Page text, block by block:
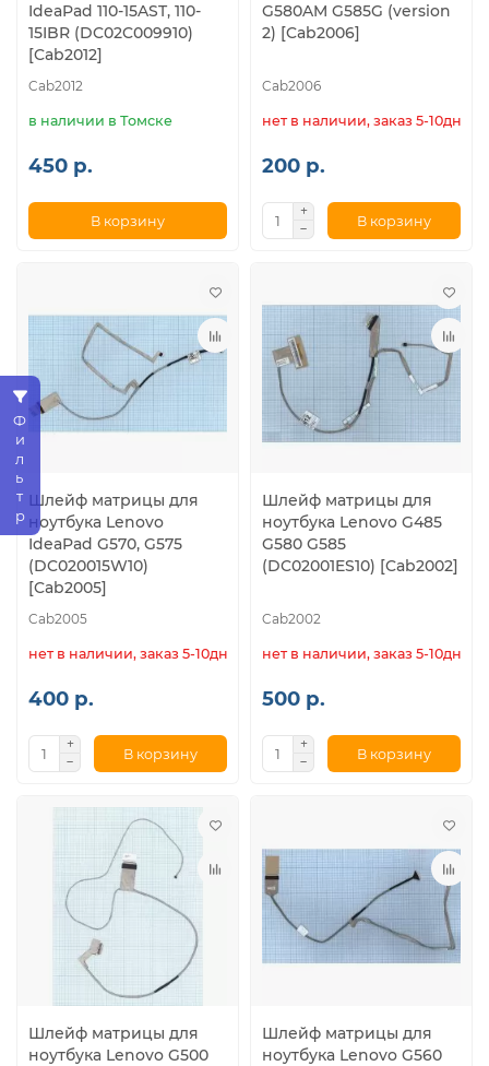
Фильтр
IdeaPad 110-15AST, 110-
15IBR (DC02C009910)
[Cab2012]
Cab2012
в наличии в Томске
450 р.
В корзину
G580AM G585G (version
2) [Cab2006]
Cab2006
нет в наличии, заказ 5-10дн.
200 р.
В корзину
Шлейф матрицы для
ноутбука Lenovo
IdeaPad G570, G575
(DC020015W10)
[Cab2005]
Cab2005
нет в наличии, заказ 5-10дн.
400 р.
В корзину
Шлейф матрицы для
ноутбука Lenovo G485
G580 G585
(DC02001ES10) [Cab2002]
Cab2002
нет в наличии, заказ 5-10дн.
500 р.
В корзину
Шлейф матрицы для
ноутбука Lenovo G500
Шлейф матрицы для
ноутбука Lenovo G560